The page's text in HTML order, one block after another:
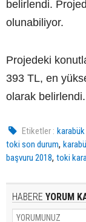
belirlendi.
olunabiliyor.
Projedeki
393 TL, en
olarak belirlendi.
Etiketler :
toki son durum,
başvuru 2018, toki
HABERE YORUM